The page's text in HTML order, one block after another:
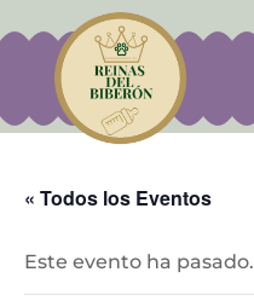
« Todos los Eventos
Este evento ha pasado.